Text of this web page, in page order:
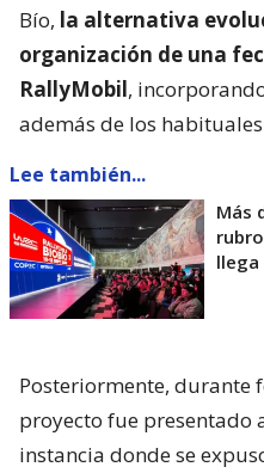
Bío, la alternativa
organización de una
RallyMobil,
además de los
Lee también...
Más
llega
Posteriormente, durante
proyecto fue presentado
instancia donde se